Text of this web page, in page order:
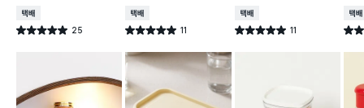
0 ml
택배배송
별점 5.0점 25
건 작성
550 ml
택배배송
별점 5.0점 11
건 작성
대용량 찬통 2.2 L
택배배송
별점 5.0점 11
건 작성
2 L
택배
별점